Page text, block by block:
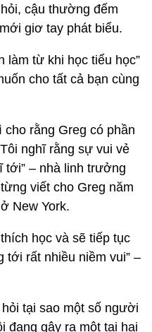
cậu thường đếm
giơ tay phát biểu.
làm từ khi học tiểu học”
cho tất cả bạn cùng
rằng Greg có phần
nghĩ rằng sự vui vẻ
tới” – nhà linh trưởng
viết cho Greg năm
New York.
học và sẽ tiếp tục
tới rất nhiều niềm vui” –
tại sao một số người
đang gây ra một tai hại